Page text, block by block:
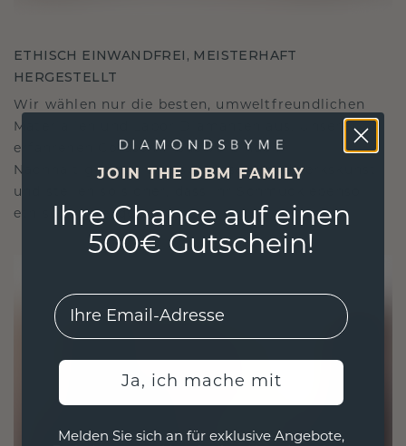
ETHISCH EINWANDFREI, MEISTERHAFT
HERGESTELLT
Wir wählen nur die besten, umweltfreundlichen
Materialien und Labor Diamanten aus. Unsere
erfahrenen Goldschmiede verbinden
Nachhaltigkeit mit beispielloser Handwerkskunst
und stellen so sicher, dass Ihr Schmuck ebenso
ethisch wie exquisit ist.
JOIN THE DBM FAMILY
Ihre Chance auf einen
500€ Gutschein!
EMail
Ja, ich mache mit
Melden Sie sich an für exklusive Angebote,